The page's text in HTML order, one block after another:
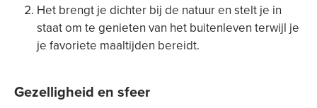
Het brengt je dichter bij de natuur en stelt je in
staat om te genieten van het buitenleven terwijl je
je favoriete maaltijden bereidt.
Gezelligheid en sfeer